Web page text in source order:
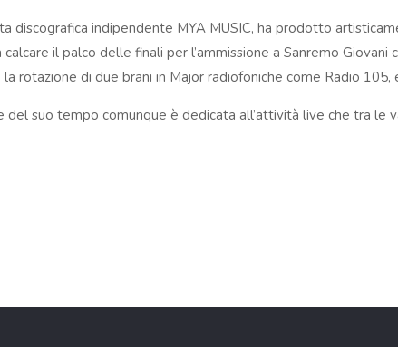
discografica indipendente MYA MUSIC, ha prodotto
calcare il palco delle finali per l’ammissione a Sanremo
rotazione di due brani in Major radiofoniche come Radio 105,
del suo tempo comunque è dedicata all’attività live che tra le